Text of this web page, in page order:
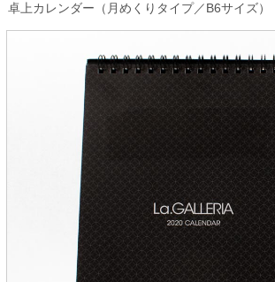
卓上カレンダー（月めくりタイプ／B6サイズ）